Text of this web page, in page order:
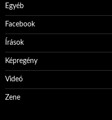
Egyéb
Facebook
Írások
Képregény
Videó
Zene